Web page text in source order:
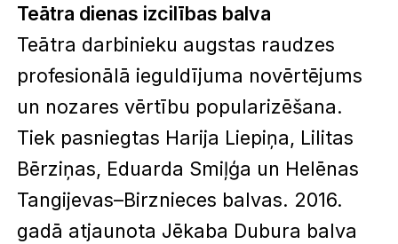
Teātra dienas izcilības balva
Teātra darbinieku augstas raudzes
profesionālā ieguldījuma novērtējums
un nozares vērtību popularizēšana.
Tiek pasniegtas Harija Liepiņa, Lilitas
Bērziņas, Eduarda Smiļģa un Helēnas
Tangijevas–Birznieces balvas. 2016.
gadā atjaunota Jēkaba Dubura balva